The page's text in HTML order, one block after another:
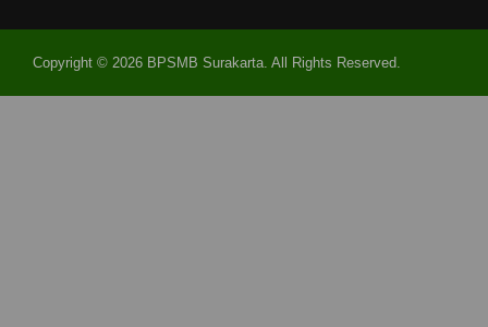
Copyright © 2026 BPSMB Surakarta. All Rights Reserved.